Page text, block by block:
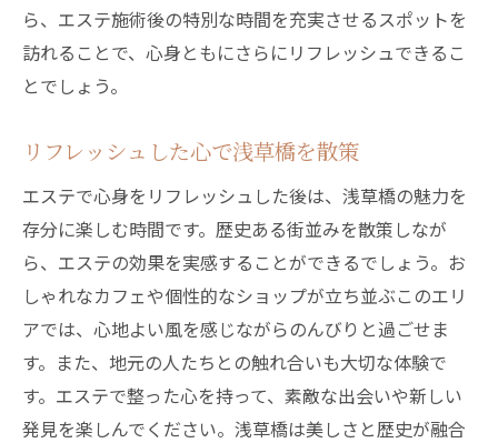
ら、エステ施術後の特別な時間を充実させるスポットを
訪れることで、心身ともにさらにリフレッシュできるこ
とでしょう。
リフレッシュした心で浅草橋を散策
エステで心身をリフレッシュした後は、浅草橋の魅力を
存分に楽しむ時間です。歴史ある街並みを散策しなが
ら、エステの効果を実感することができるでしょう。お
しゃれなカフェや個性的なショップが立ち並ぶこのエリ
アでは、心地よい風を感じながらのんびりと過ごせま
す。また、地元の人たちとの触れ合いも大切な体験で
す。エステで整った心を持って、素敵な出会いや新しい
発見を楽しんでください。浅草橋は美しさと歴史が融合